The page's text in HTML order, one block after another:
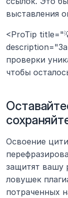
выставления
<ProTip
проверки
чтобы
Освоение
защитят вашу
ловушек
потраченных